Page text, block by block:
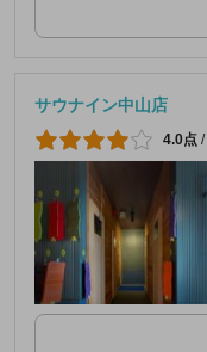
サウナイン中山店
4.0点 /